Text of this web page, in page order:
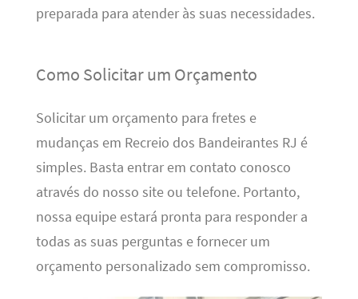
preparada para atender às suas necessidades.
Como Solicitar um Orçamento
Solicitar um orçamento para fretes e
mudanças em Recreio dos Bandeirantes RJ é
simples. Basta entrar em contato conosco
através do nosso site ou telefone. Portanto,
nossa equipe estará pronta para responder a
todas as suas perguntas e fornecer um
orçamento personalizado sem compromisso.